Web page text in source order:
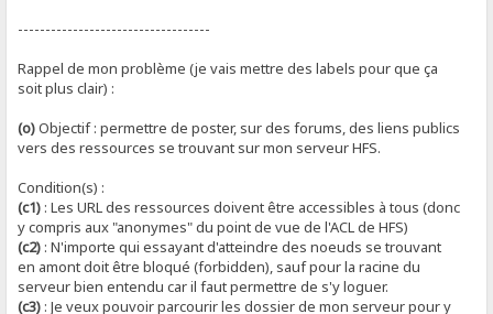
-----------------------------------
Rappel de mon problème (je vais mettre des labels pour que ça
soit plus clair) :
(o)Objectif : permettre de poster, sur des forums, des liens publics
vers des ressources se trouvant sur mon serveur HFS.
Condition(s) :
(c1) : Les URL des ressources doivent être accessibles à tous (donc
y compris aux "anonymes" du point de vue de l'ACL de HFS)
(c2) : N'importe qui essayant d'atteindre des noeuds se trouvant
en amont doit être bloqué (forbidden), sauf pour la racine du
serveur bien entendu car il faut permettre de s'y loguer.
(c3) : Je veux pouvoir parcourir les dossier de mon serveur pour y